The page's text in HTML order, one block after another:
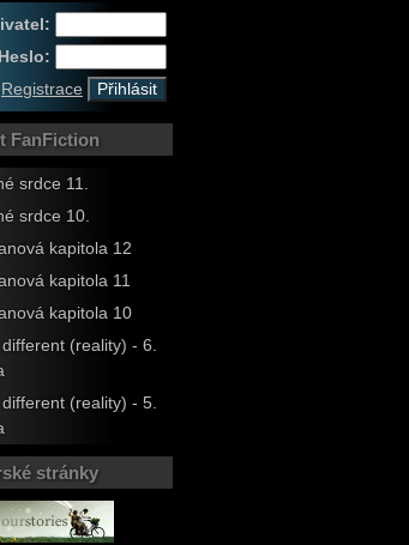
Heslo:
Registrace
FanFiction
srdce 11.
srdce 10.
kapitola 12
kapitola 11
kapitola 10
(reality) - 6.
(reality) - 5.
stránky